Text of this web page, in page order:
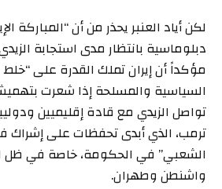
لكن أياد العنبر يحذر من أن “المباركة
دبلوماسية بانتظار مدى استجابة
مؤكداً أن إيران تملك القدرة على “خلط
السياسية والمسلحة إذا شعرت
تواصل الزيدي مع قادة إقليميين
ترمب، الذي أبدى تحفظات على إشراك
الشعبي” في الحكومة، خاصة في ظل
واشنطن وطهران.